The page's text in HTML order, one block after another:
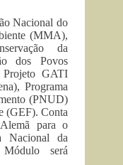
Nacional do
(MMA),
da
dos Povos
GATI
Programa
(PNUD)
(GEF). Conta
para o
Nacional da
será